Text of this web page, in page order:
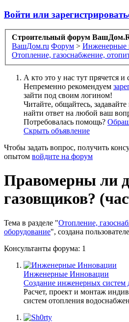
Войти или
Строительный форум
ВашДом.ru Форум > Инженерные
Отопление, газоснабжение,
А кто это у нас тут прячется и
Непременно рекомендуем
зайти под своим логином!
Читайте, общайтесь,
найти ответ на любой ваш
Потребовалась помощь?
Скрыть объявление
Чтобы задать вопрос, получить
опытом войдите на форум
Правомерны ли
газовщиков?
Тема в разделе "Отопление,
оборудование", создана
Консультанты форума: 1
Инженерные Инновации
Создание инженерных систем
Расчет, проект и монтаж
систем отопления